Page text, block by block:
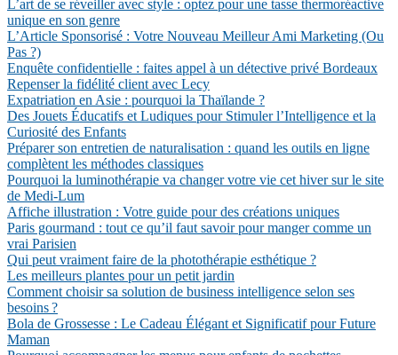
L’art de se réveiller avec style : optez pour une tasse thermoréactive
unique en son genre
L’Article Sponsorisé : Votre Nouveau Meilleur Ami Marketing (Ou
Pas ?)
Enquête confidentielle : faites appel à un détective privé Bordeaux
Repenser la fidélité client avec Lecy
Expatriation en Asie : pourquoi la Thaïlande ?
Des Jouets Éducatifs et Ludiques pour Stimuler l’Intelligence et la
Curiosité des Enfants
Préparer son entretien de naturalisation : quand les outils en ligne
complètent les méthodes classiques
Pourquoi la luminothérapie va changer votre vie cet hiver sur le site
de Medi-Lum
Affiche illustration : Votre guide pour des créations uniques
Paris gourmand : tout ce qu’il faut savoir pour manger comme un
vrai Parisien
Qui peut vraiment faire de la photothérapie esthétique ?
Les meilleurs plantes pour un petit jardin
Comment choisir sa solution de business intelligence selon ses
besoins ?
Bola de Grossesse : Le Cadeau Élégant et Significatif pour Future
Maman